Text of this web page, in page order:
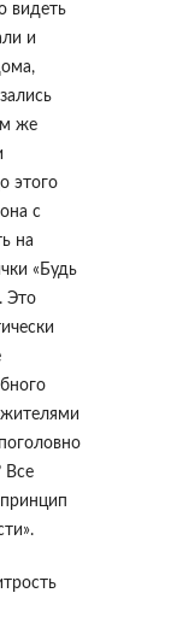
видеть
и
же
этого
с
на
«Будь
Это
Все